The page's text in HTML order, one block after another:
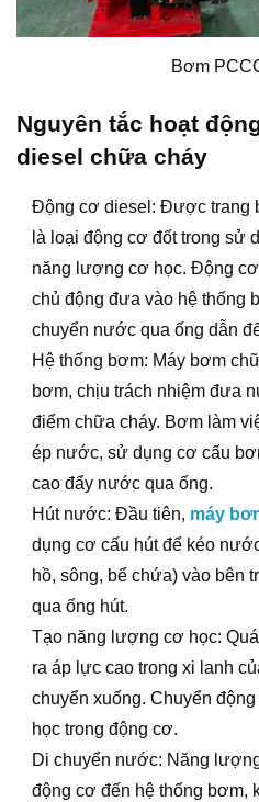
Bơm
Nguyên tắc hoạt
diesel chữa cháy
Động cơ diesel: Được trang
là loại động cơ đốt trong sử
năng lượng cơ học. Động
chủ động đưa vào hệ thống
chuyển nước qua ống dẫn
Hệ thống bơm: Máy bơm
bơm, chịu trách nhiệm đưa
điểm chữa cháy. Bơm làm
ép nước, sử dụng cơ cấu
cao đẩy nước qua ống.
Hút nước: Đầu tiên, máy
dụng cơ cấu hút để kéo
hồ, sông, bể chứa) vào bên
qua ống hút.
Tạo năng lượng cơ học:
ra áp lực cao trong xi lanh
chuyển xuống. Chuyển
học trong động cơ.
Di chuyển nước: Năng
động cơ đến hệ thống bơm,